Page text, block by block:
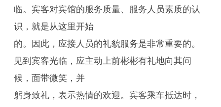
临。宾客对宾馆的服务质量、服务人员素质的认
识，就是从这里开始
的。因此，应接人员的礼貌服务是非常重要的。
见到宾客光临，应主动上前彬彬有礼地向其问
候，面带微笑，并
躬身致礼，表示热情的欢迎。宾客乘车抵达时，